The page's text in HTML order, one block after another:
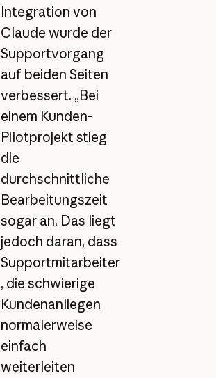
Integration von
Claude wurde der
Supportvorgang
auf beiden Seiten
verbessert. „Bei
einem Kunden-
Pilotprojekt stieg
die
durchschnittliche
Bearbeitungszeit
sogar an. Das liegt
jedoch daran, dass
Supportmitarbeiter
, die schwierige
Kundenanliegen
normalerweise
einfach
weiterleiten